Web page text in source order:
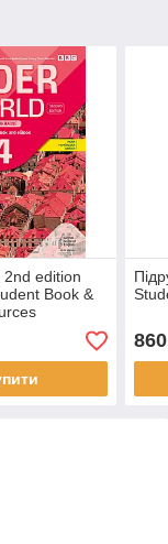
edition
Book &
860